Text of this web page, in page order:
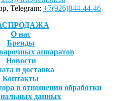
Telegram: +7(926)844-44-46
О нас
Бренды
аппаратов
Новости
и доставка
Контакты
в отношении обработки
данных